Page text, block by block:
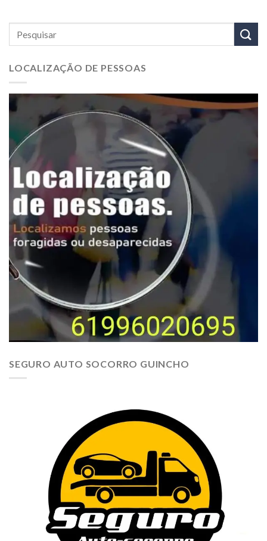
LOCALIZAÇÃO DE PESSOAS
SEGURO AUTO SOCORRO GUINCHO